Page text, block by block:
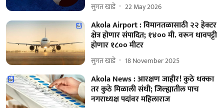
सुगत खाडे 22 May 2026
Akola Airport : विमानतळासाठी २२ हेक्टर
क्षेत्र होणार संपादित; १४०० मी. वरून धावपट्टी
होणार १८०० मीटर
सुगत खाडे 18 November 2025
Akola News : आरक्षण जाहीर! कुठे धक्का
तर कुठे मिळाली संधी; जिल्ह्यातील पाच
नगराध्यक्ष पदांवर महिलाराज